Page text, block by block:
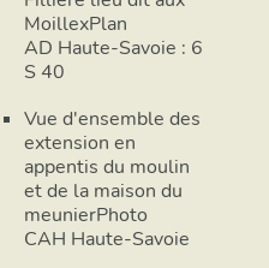
MoillexPlan
AD Haute-Savoie : 6
S 40
Vue d'ensemble des
extension en
appentis du moulin
et de la maison du
meunierPhoto
CAH Haute-Savoie